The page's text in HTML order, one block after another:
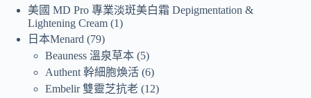
美國 MD Pro 專業淡斑美白霜 Depigmentation &
Lightening Cream 1
日本Menard
79
Beauness 溫泉草本 5
Authent 幹細胞煥活 6
Embelir 雙靈芝抗老 12